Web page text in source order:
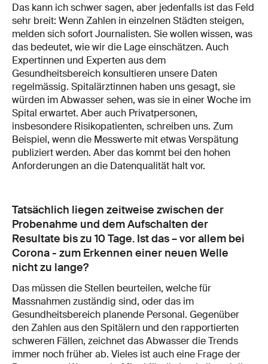
Das kann ich schwer sagen, aber jedenfalls ist das Feld
sehr breit: Wenn Zahlen in einzelnen Städten steigen,
melden sich sofort Journalisten. Sie wollen wissen, was
das bedeutet, wie wir die Lage einschätzen. Auch
Expertinnen und Experten aus dem
Gesundheitsbereich konsultieren unsere Daten
regelmässig. Spitalärztinnen haben uns gesagt, sie
würden im Abwasser sehen, was sie in einer Woche im
Spital erwartet. Aber auch Privatpersonen,
insbesondere Risikopatienten, schreiben uns. Zum
Beispiel, wenn die Messwerte mit etwas Verspätung
publiziert werden. Aber das kommt bei den hohen
Anforderungen an die Datenqualität halt vor.
Tatsächlich liegen zeitweise zwischen der
Probenahme und dem Aufschalten der
Resultate bis zu 10 Tage. Ist das – vor allem bei
Corona - zum Erkennen einer neuen Welle
nicht zu lange?
Das müssen die Stellen beurteilen, welche für
Massnahmen zuständig sind, oder das im
Gesundheitsbereich planende Personal. Gegenüber
den Zahlen aus den Spitälern und den rapportierten
schweren Fällen, zeichnet das Abwasser die Trends
immer noch früher ab. Vieles ist auch eine Frage der